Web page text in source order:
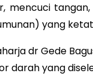
mencuci
yang
dr Gede
darah yang